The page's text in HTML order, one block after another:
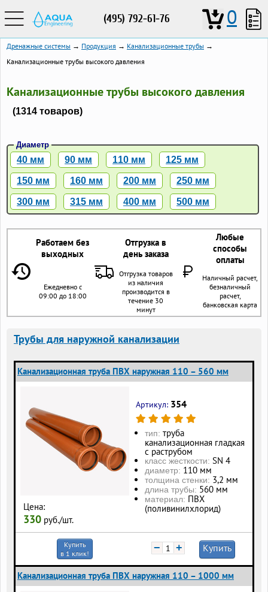
(495) 792-61-76 0
Дренажные системы → Продукция → Канализационные трубы →
Канализационные трубы высокого давления
Канализационные трубы высокого давления
(1314 товаров)
Диаметр
40 мм 90 мм 110 мм 125 мм
150 мм 160 мм 200 мм 250 мм
300 мм 315 мм 400 мм 500 мм
Работаем без
выходных
Отгрузка в
день заказа
Любые
способы
оплаты
Ежедневно с
09:00 до 18:00
Отгрузка товаров
из наличия
производится в
течение 30
минут
Наличный расчет,
безналичный
расчет,
банковская карта
Трубы для наружной канализации
Канализационная труба ПВХ наружная 110 – 560 мм
Цена:
330 руб./шт.
Артикул: 354
тип: труба
канализационная гладкая
с раструбом
класс жесткости: SN 4
диаметр: 110 мм
толщина стенки: 3,2 мм
длина трубы: 560 мм
материал: ПВХ
(поливинилхлорид)
Купить
в 1 клик!
− + Купить
Канализационная труба ПВХ наружная 110 – 1000 мм